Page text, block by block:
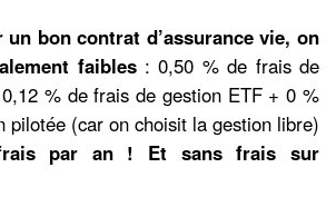
bon contrat d’assurance vie, on
faibles: 0,50 % de frais de
% de frais de gestion ETF + 0 %
pilotée (car on choisit la gestion libre)
par an ! Et sans frais sur